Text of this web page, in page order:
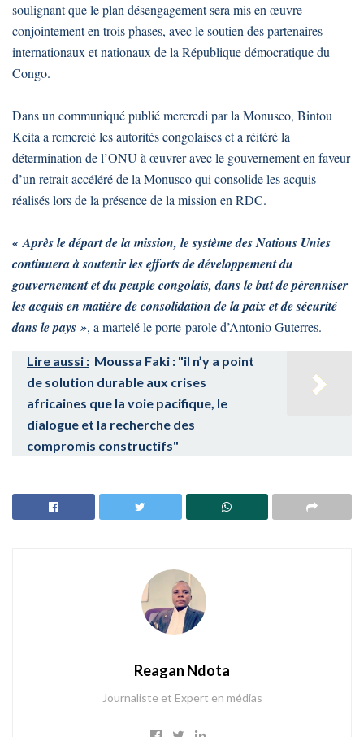
soulignant que le plan désengagement sera mis en œuvre
conjointement en trois phases, avec le soutien des partenaires
internationaux et nationaux de la République démocratique du
Congo.
Dans un communiqué publié mercredi par la Monusco, Bintou
Keita a remercié les autorités congolaises et a réitéré la
détermination de l’ONU à œuvrer avec le gouvernement en faveur
d’un retrait accéléré de la Monusco qui consolide les acquis
réalisés lors de la présence de la mission en RDC.
« Après le départ de la mission, le système des Nations Unies
continuera à soutenir les efforts de développement du
gouvernement et du peuple congolais, dans le but de pérenniser
les acquis en matière de consolidation de la paix et de sécurité
dans le pays », a martelé le porte-parole d’Antonio Guterres.
Lire aussi : Moussa Faki : "il n’y a point
de solution durable aux crises
africaines que la voie pacifique, le
dialogue et la recherche des
compromis constructifs"
Reagan Ndota
Journaliste et Expert en médias